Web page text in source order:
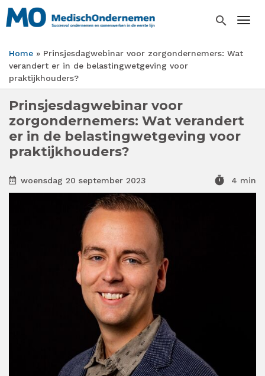
Overslaan
en
inhoud
gaan
search
Kruimelpad
Home
Prinsjesdagwebinar voor zorgondernemers: Wat
verandert er in de belastingwetgeving voor
praktijkhouders?
Prinsjesdagwebinar voor
zorgondernemers: Wat verandert
er in de belastingwetgeving voor
praktijkhouders?
woensdag 20 september 2023 timer 4 min